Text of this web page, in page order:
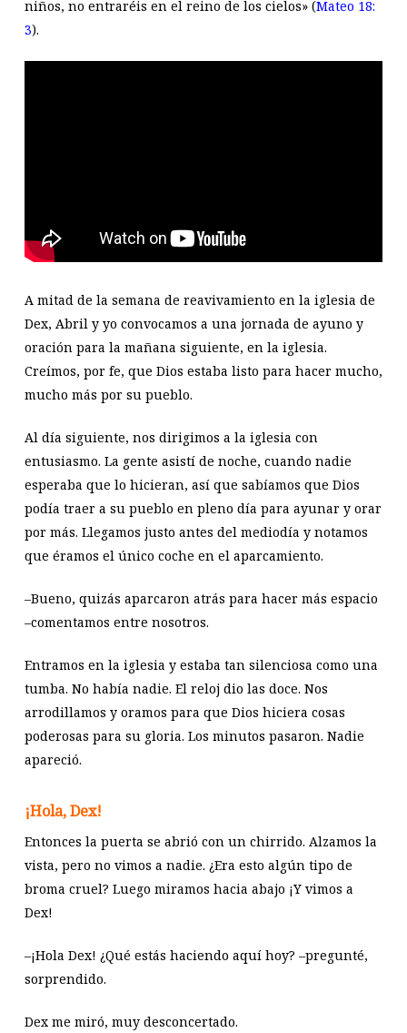
niños, no entraréis en el reino de los cielos» (Mateo 18:
3).
A mitad de la semana de reavivamiento en la iglesia de
Dex, Abril y yo convocamos a una jornada de ayuno y
oración para la mañana siguiente, en la iglesia.
Creímos, por fe, que Dios estaba listo para hacer mucho,
mucho más por su pueblo.
Al día siguiente, nos dirigimos a la iglesia con
entusiasmo. La gente asistí de noche, cuando nadie
esperaba que lo hicieran, así que sabíamos que Dios
podía traer a su pueblo en pleno día para ayunar y orar
por más. Llegamos justo antes del mediodía y notamos
que éramos el único coche en el aparcamiento.
–Bueno, quizás aparcaron atrás para hacer más espacio
–comentamos entre nosotros.
Entramos en la iglesia y estaba tan silenciosa como una
tumba. No había nadie. El reloj dio las doce. Nos
arrodillamos y oramos para que Dios hiciera cosas
poderosas para su gloria. Los minutos pasaron. Nadie
apareció.
¡Hola, Dex!
Entonces la puerta se abrió con un chirrido. Alzamos la
vista, pero no vimos a nadie. ¿Era esto algún tipo de
broma cruel? Luego miramos hacia abajo ¡Y vimos a
Dex!
–¡Hola Dex! ¿Qué estás haciendo aquí hoy? –pregunté,
sorprendido.
Dex me miró, muy desconcertado.